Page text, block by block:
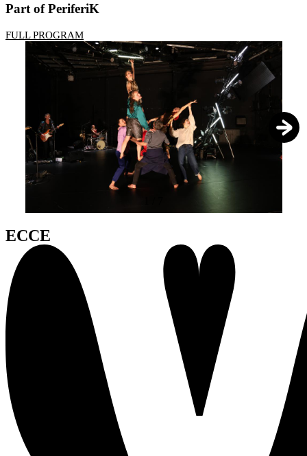
Part of PeriferiK
FULL PROGRAM
ECCE